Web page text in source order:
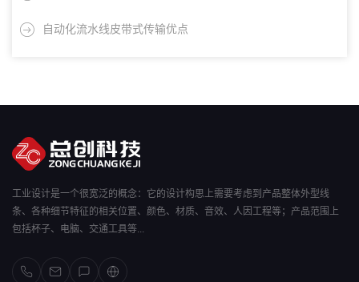
自动化流水线皮带式传输优点
工业设计是一个很宽泛的概念：它的设计构思上需要考虑到产品整体外型线
条、各种细节特征的相关位置、颜色、材质、音效、人因工程等；产品范围上
包括杯子、电脑、交通工具等...